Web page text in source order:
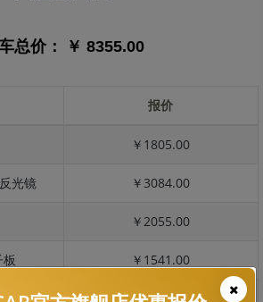
总价： ￥ 8355.00
报价
￥1805.00
光镜 ￥3084.00
￥2055.00
￥1541.00
￥308.00